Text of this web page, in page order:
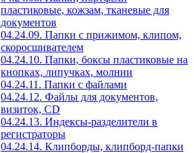
пластиковые, кожзам, тканевые для
документов
04.24.09. Папки с прижимом, клипом,
скоросшивателем
04.24.10. Папки, боксы пластиковые на
кнопках, липучках, молнии
04.24.11. Папки с файлами
04.24.12. Файлы для документов,
визиток, CD
04.24.13. Индексы-разделители в
регистраторы
04.24.14. Клипборды, клипборд-папки